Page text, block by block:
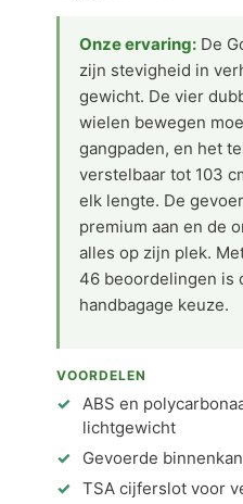
Onze ervaring: De
zijn stevigheid in
gewicht. De vier
wielen bewegen
gangpaden, en het
verstelbaar tot 103
elk lengte. De
premium aan en de
alles op zijn plek.
46 beoordelingen is
handbagage keuze.
VOORDELEN
ABS en
lichtgewicht
Gevoerde
TSA cijferslot voor